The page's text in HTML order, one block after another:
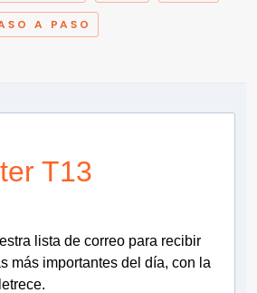
A PASO
T13
lista de correo para recibir
más importantes del día, con la